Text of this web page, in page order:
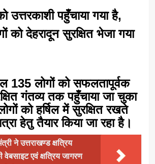
उत्तरकाशी पहुँचाया गया है,
को देहरादून सुरक्षित भेजा गया
135 लोगों को सफलतापूर्वक
गंतव्य तक पहुँचाया जा चुका
को हर्षिल में सुरक्षित रखते
हेतु तैयार किया जा रहा है।
ने उत्तराखण्ड क्षत्रिय
वेबसाइट एवं क्षत्रिय जागरण